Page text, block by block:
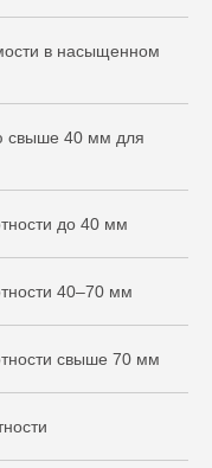
в насыщенном
свыше 40 мм для
до 40 мм
40–70 мм
свыше 70 мм